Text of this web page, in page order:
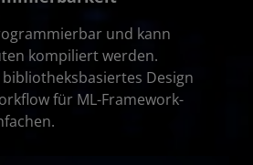
und kann
kompiliert werden.
Design
für ML-Framework-